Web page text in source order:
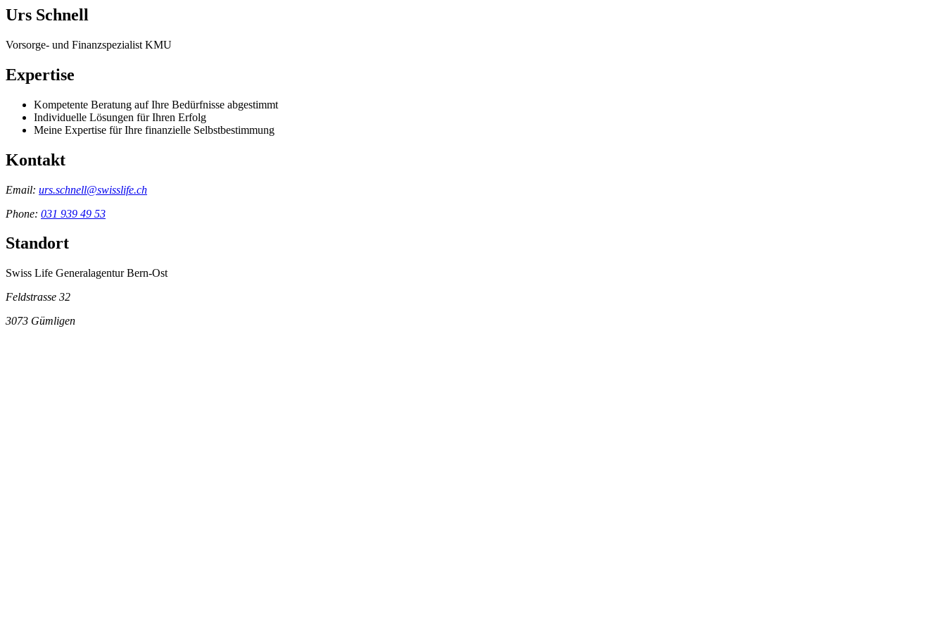
Urs Schnell
Vorsorge- und Finanzspezialist KMU
Expertise
Kompetente Beratung auf Ihre Bedürfnisse abgestimmt
Individuelle Lösungen für Ihren Erfolg
Meine Expertise für Ihre finanzielle Selbstbestimmung
Kontakt
Email: urs.schnell@swisslife.ch
Phone: 031 939 49 53
Standort
Swiss Life Generalagentur Bern-Ost
Feldstrasse 32
3073 Gümligen